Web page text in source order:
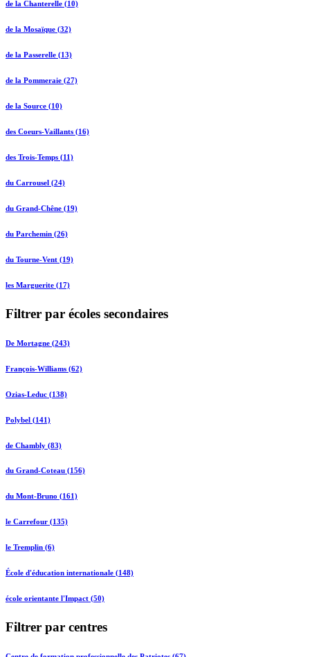
de la Chanterelle (10)
de la Mosaïque (32)
de la Passerelle (13)
de la Pommeraie (27)
de la Source (10)
des Coeurs-Vaillants (16)
des Trois-Temps (11)
du Carrousel (24)
du Grand-Chêne (19)
du Parchemin (26)
du Tourne-Vent (19)
les Marguerite (17)
Filtrer par écoles secondaires
De Mortagne (243)
François-Williams (62)
Ozias-Leduc (138)
Polybel (141)
de Chambly (83)
du Grand-Coteau (156)
du Mont-Bruno (161)
le Carrefour (135)
le Tremplin (6)
École d'éducation internationale (148)
école orientante l'Impact (50)
Filtrer par centres